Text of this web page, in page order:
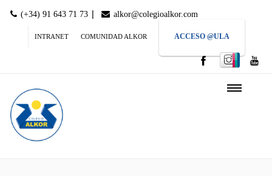
(+34) 91 643 71 73 | alkor@colegioalkor.com
INTRANET COMUNIDAD ALKOR ACCESO @ULA